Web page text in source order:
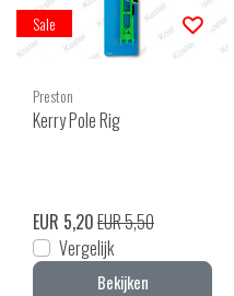
Sale
Preston
Kerry Pole Rig
EUR 5,20EUR 5,50
Vergelijk
Bekijken